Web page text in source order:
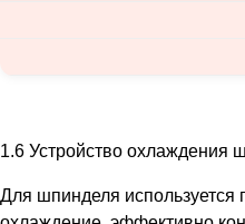
1.6 Устройство охлаждения
Для шпинделя используется